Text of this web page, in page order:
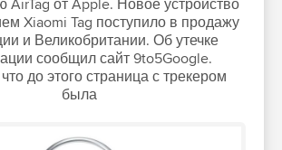
AirTag от Apple. Новое устройство
Xiaomi Tag поступило в продажу
и Великобритании. Об утечке
сообщил сайт 9to5Google.
до этого страница с трекером
была